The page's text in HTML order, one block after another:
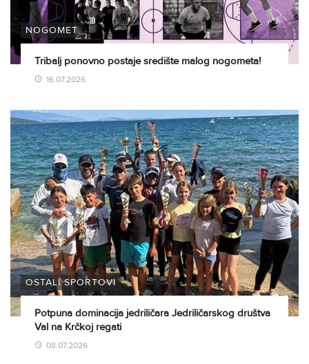
NOGOMET
Tribalj ponovno postaje središte malog nogometa!
16.07.2026
OSTALI SPORTOVI
Potpuna dominacija jedriličara Jedriličarskog društva
Val na Krčkoj regati
08.07.2026